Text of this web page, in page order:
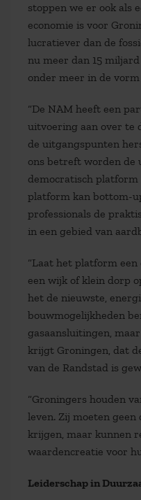
stoppen we er ook als
economie is voor
lucratiever dan de
nu meer dan 15
onder meer in de vorm
“De NAM heeft een
uitvoering aan over te
de uitgangspunten
ons betreft worden de
democratisch platform
platform kan bottom-
professionals de
in een gebied van
“Laat het platform
een wijk of klein dorp
het de nieuwste,
bouwmogelijkheden
gasaansluitingen,
krijgt Groningen, dat
van de Randstad is
“Groningers houden
leven. Zij moeten
krijgen, maar kunnen
waardencreatie voor
Leiderschap in